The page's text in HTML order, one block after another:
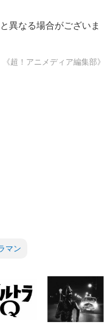
異なる場合がございま
《超！アニメディア編集部》
マン